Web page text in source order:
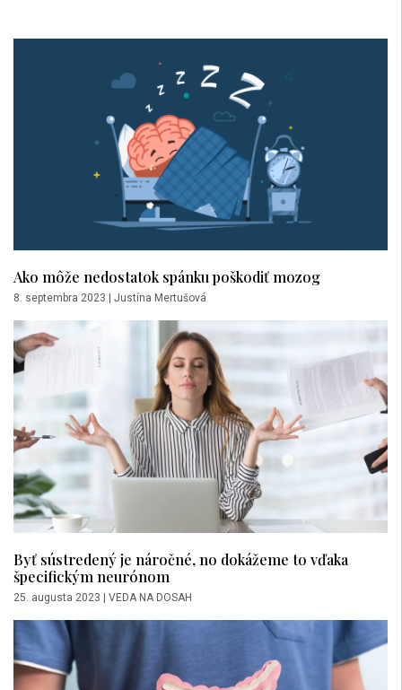
Ako môže nedostatok spánku poškodiť mozog
8. septembra 2023 Justína Mertušová
Byť sústredený je náročné, no dokážeme to vďaka
špecifickým neurónom
25. augusta 2023 | VEDA NA DOSAH